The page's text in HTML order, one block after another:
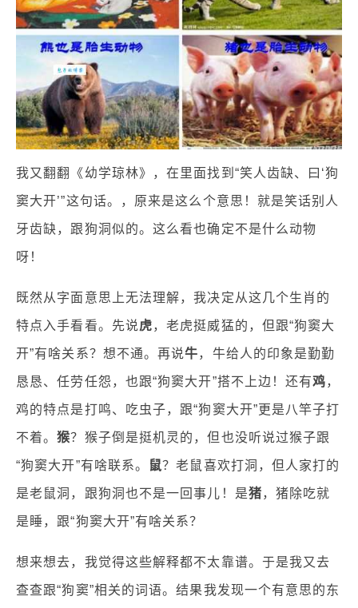
我又翻翻《幼学琼林》，在里面找到“笑人齿缺、曰‘狗
窦大开’”这句话。，原来是这么个意思！就是笑话别人
牙齿缺，跟狗洞似的。这么看也确定不是什么动物
呀！
既然从字面意思上无法理解，我决定从这几个生肖的
特点入手看看。先说虎，老虎挺威猛的，但跟“狗窦大
开”有啥关系？想不通。再说牛，牛给人的印象是勤勤
恳恳、任劳任怨，也跟“狗窦大开”搭不上边！还有鸡，
鸡的特点是打鸣、吃虫子，跟“狗窦大开”更是八竿子打
不着。猴？猴子倒是挺机灵的，但也没听说过猴子跟
“狗窦大开”有啥联系。 鼠？老鼠喜欢打洞，但人家打的
是老鼠洞，跟狗洞也不是一回事儿！是猪，猪除吃就
是睡，跟“狗窦大开”有啥关系？
想来想去，我觉得这些解释都不太靠谱。于是我又去
查查跟“狗窦”相关的词语。结果我发现一个有意思的东